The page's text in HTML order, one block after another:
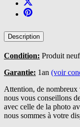
Description
Condition: Produit neuf
Garantie: 1an (voir
Attention, de nombreux
nous vous conseillons
avec celle de la photo
nous sommes à votre